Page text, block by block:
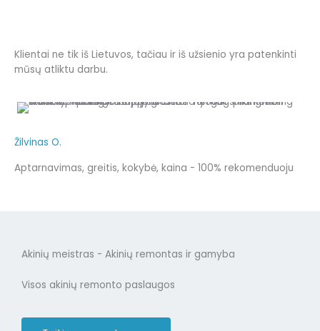
Klientai ne tik iš Lietuvos, tačiau ir iš užsienio yra patenkinti
mūsų atliktu darbu.
Žilvinas O.
Aptarnavimas, greitis, kokybė, kaina - 100% rekomenduoju
Akinių meistras - Akinių remontas ir gamyba
Visos akinių remonto paslaugos